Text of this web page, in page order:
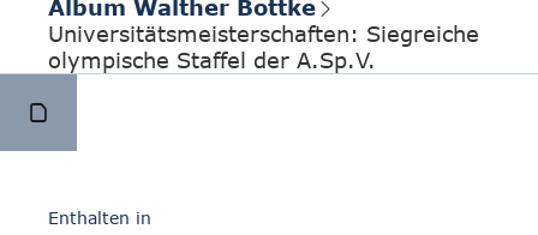
Album Walther Bottke
Universitätsmeisterschaften: Siegreiche
olympische Staffel der A.Sp.V.
Enthalten in